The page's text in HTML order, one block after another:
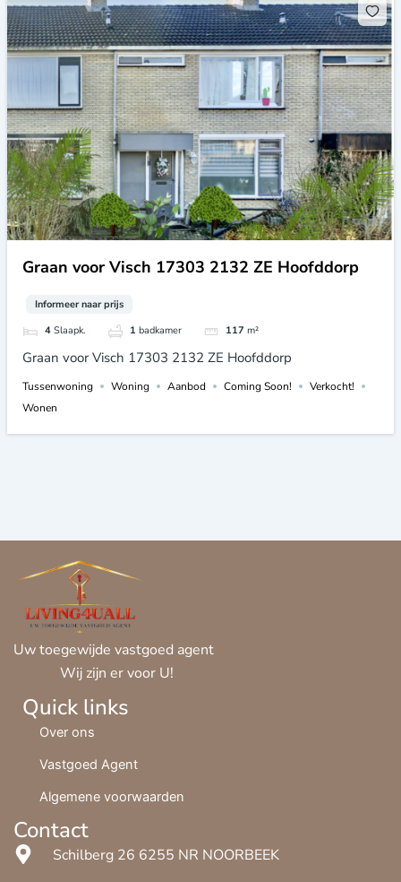
Graan voor Visch 17303 2132 ZE Hoofddorp
Informeer naar prijs
4 Slaapk. 1 badkamer 117 m²
Graan voor Visch 17303 2132 ZE Hoofddorp
Tussenwoning Woning Aanbod Coming Soon!
Verkocht!
Wonen
Uw toegewijde vastgoed agent
Wij zijn er voor U!
Quick links
Over ons
Vastgoed Agent
Algemene voorwaarden
Contact
Schilberg 26 6255 NR NOORBEEK